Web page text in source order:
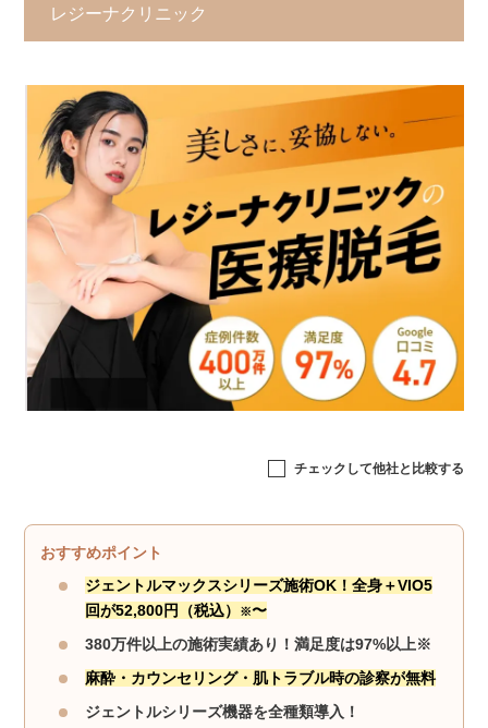
レジーナクリニック
チェックして他社と比較する
おすすめポイント
ジェントルマックスシリーズ施術OK！全身＋VIO5
回が52,800円（税込）
※〜
380万件以上の施術実績あり！満足度は97%以上※
麻酔・カウンセリング・肌トラブル時の診察が無料
ジェントルシリーズ機器を全種類導入！